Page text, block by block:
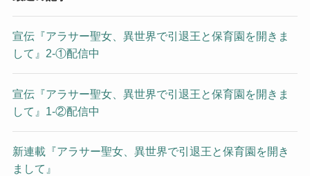
宣伝『アラサー聖女、異世界で引退王と保育園を開きま
して』2-①配信中
宣伝『アラサー聖女、異世界で引退王と保育園を開きま
して』1-②配信中
新連載『アラサー聖女、異世界で引退王と保育園を開き
まして』